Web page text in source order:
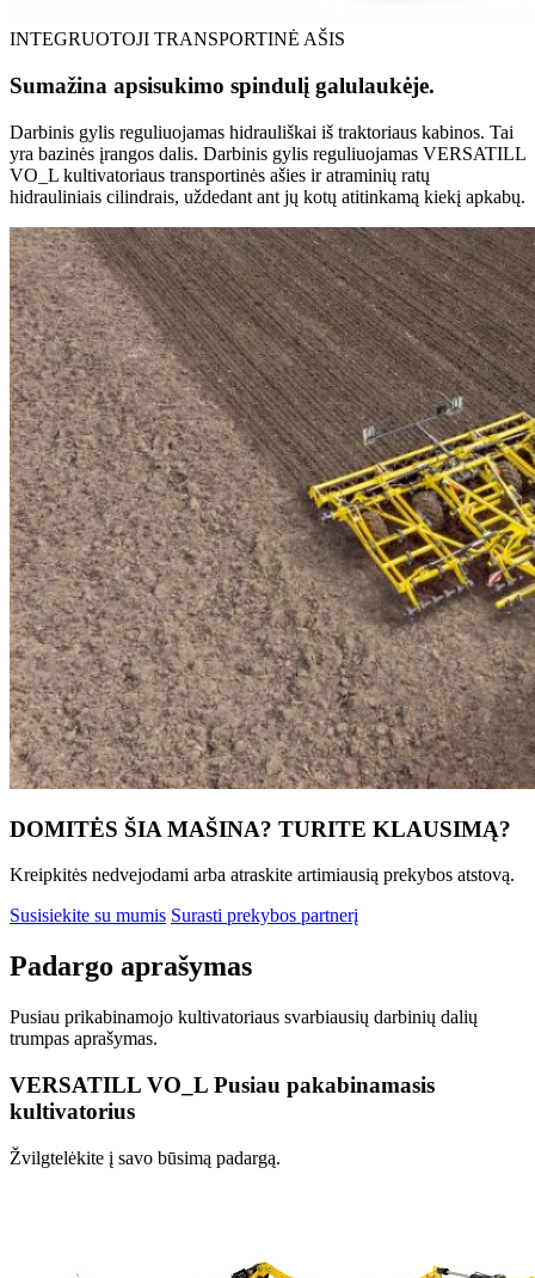
INTEGRUOTOJI TRANSPORTINĖ AŠIS
Sumažina apsisukimo spindulį galulaukėje.
Darbinis gylis reguliuojamas hidrauliškai iš traktoriaus kabinos. Tai
yra bazinės įrangos dalis. Darbinis gylis reguliuojamas VERSATILL
VO_L kultivatoriaus transportinės ašies ir atraminių ratų
hidrauliniais cilindrais, uždedant ant jų kotų atitinkamą kiekį apkabų.
DOMITĖS ŠIA MAŠINA? TURITE KLAUSIMĄ?
Kreipkitės nedvejodami arba atraskite artimiausią prekybos atstovą.
Susisiekite su mumis Surasti prekybos partnerį
Padargo aprašymas
Pusiau prikabinamojo kultivatoriaus svarbiausių darbinių dalių
trumpas aprašymas.
VERSATILL VO_L Pusiau pakabinamasis
kultivatorius
Žvilgtelėkite į savo būsimą padargą.